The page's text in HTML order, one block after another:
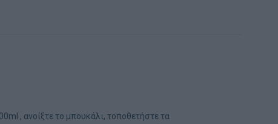
, ανοίξτε το μπουκάλι, τοποθετήστε τα